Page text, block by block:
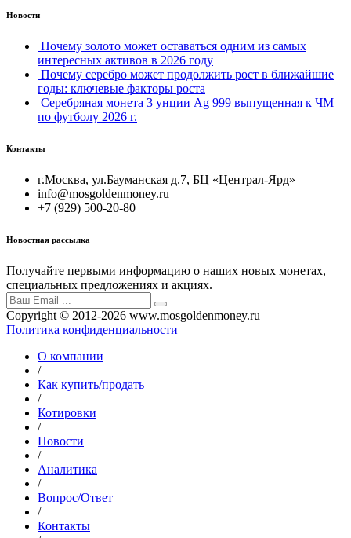
Новости
Почему золото может оставаться одним из самых
интересных активов в 2026 году
Почему серебро может продолжить рост в ближайшие
годы: ключевые факторы роста
Серебряная монета 3 унции Ag 999 выпущенная к ЧМ
по футболу 2026 г.
Контакты
г.Москва, ул.Бауманская д.7, БЦ «Централ-Ярд»
info@mosgoldenmoney.ru
+7 (929) 500-20-80
Новостная рассылка
Получайте первыми информацию о наших новых монетах,
специальных предложениях и акциях.
Copyright © 2012-2026 www.mosgoldenmoney.ru
Политика конфиденциальности
О компании
/
Как купить/продать
/
Котировки
/
Новости
/
Аналитика
/
Вопрос/Ответ
/
Контакты